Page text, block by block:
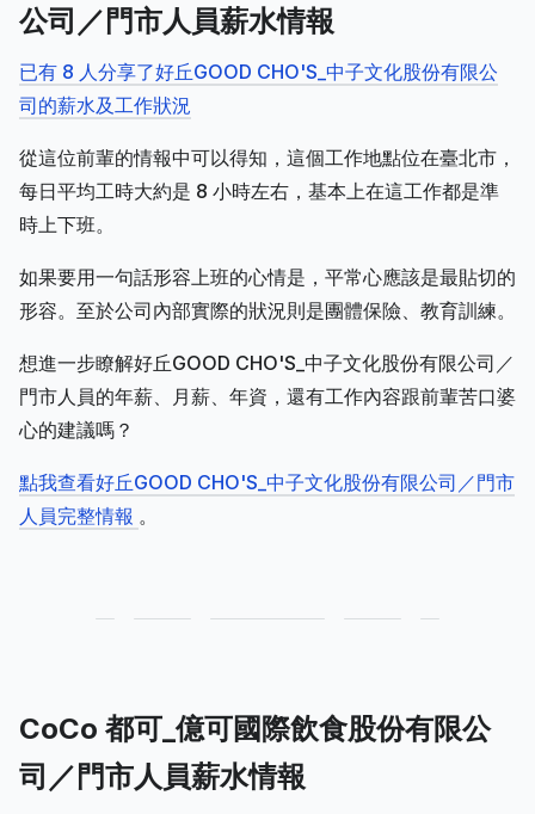
公司／門市人員薪水情報
已有 8 人分享了好丘GOOD CHO'S_中子文化股份有限公
司的薪水及工作狀況
從這位前輩的情報中可以得知，這個工作地點位在臺北市，
每日平均工時大約是 8 小時左右，基本上在這工作都是準
時上下班。
如果要用一句話形容上班的心情是，平常心應該是最貼切的
形容。至於公司內部實際的狀況則是團體保險、教育訓練。
想進一步瞭解好丘GOOD CHO'S_中子文化股份有限公司／
門市人員的年薪、月薪、年資，還有工作內容跟前輩苦口婆
心的建議嗎？
點我查看好丘GOOD CHO'S_中子文化股份有限公司／門市
人員完整情報 。
CoCo 都可_億可國際飲食股份有限公
司／門市人員薪水情報